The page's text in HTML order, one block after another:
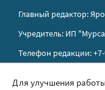
Главный редактор:
Учредитель: ИП
Телефон редакции:
Для улучшения